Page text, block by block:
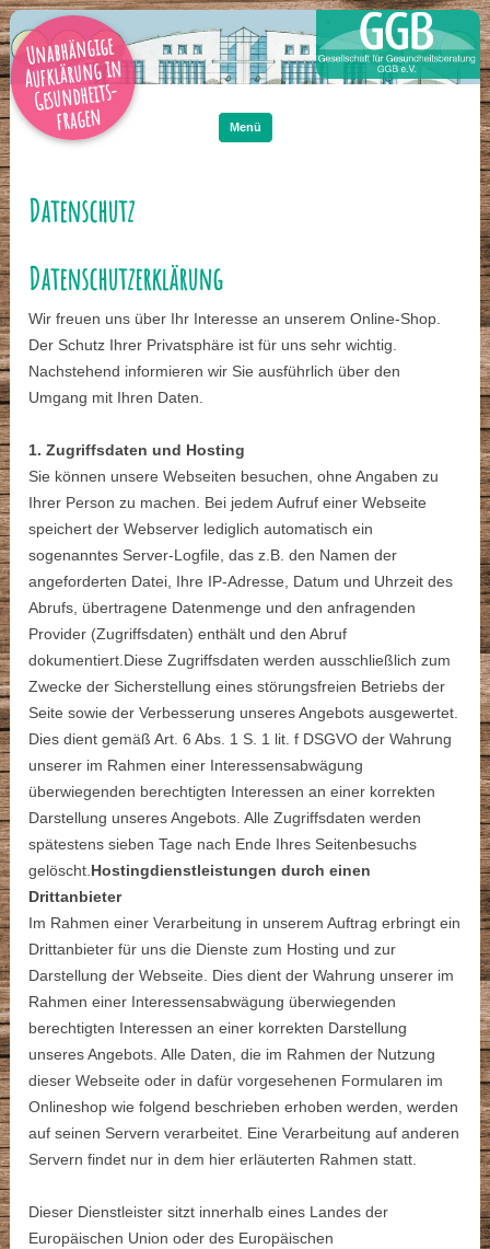
Unabhängige
Aufklärung in
Gesundheits-
fragen Menü
Datenschutz
Datenschutzerklärung
Wir freuen uns über Ihr Interesse an unserem Online-Shop.
Der Schutz Ihrer Privatsphäre ist für uns sehr wichtig.
Nachstehend informieren wir Sie ausführlich über den
Umgang mit Ihren Daten.
1. Zugriffsdaten und Hosting
Sie können unsere Webseiten besuchen, ohne Angaben zu
Ihrer Person zu machen. Bei jedem Aufruf einer Webseite
speichert der Webserver lediglich automatisch ein
sogenanntes Server-Logfile, das z.B. den Namen der
angeforderten Datei, Ihre IP-Adresse, Datum und Uhrzeit des
Abrufs, übertragene Datenmenge und den anfragenden
Provider (Zugriffsdaten) enthält und den Abruf
dokumentiert.Diese Zugriffsdaten werden ausschließlich zum
Zwecke der Sicherstellung eines störungsfreien Betriebs der
Seite sowie der Verbesserung unseres Angebots ausgewertet.
Dies dient gemäß Art. 6 Abs. 1 S. 1 lit. f DSGVO der Wahrung
unserer im Rahmen einer Interessensabwägung
überwiegenden berechtigten Interessen an einer korrekten
Darstellung unseres Angebots. Alle Zugriffsdaten werden
spätestens sieben Tage nach Ende Ihres Seitenbesuchs
gelöscht.Hostingdienstleistungen durch einen
Drittanbieter
Im Rahmen einer Verarbeitung in unserem Auftrag erbringt ein
Drittanbieter für uns die Dienste zum Hosting und zur
Darstellung der Webseite. Dies dient der Wahrung unserer im
Rahmen einer Interessensabwägung überwiegenden
berechtigten Interessen an einer korrekten Darstellung
unseres Angebots. Alle Daten, die im Rahmen der Nutzung
dieser Webseite oder in dafür vorgesehenen Formularen im
Onlineshop wie folgend beschrieben erhoben werden, werden
auf seinen Servern verarbeitet. Eine Verarbeitung auf anderen
Servern findet nur in dem hier erläuterten Rahmen statt.
Dieser Dienstleister sitzt innerhalb eines Landes der
Europäischen Union oder des Europäischen